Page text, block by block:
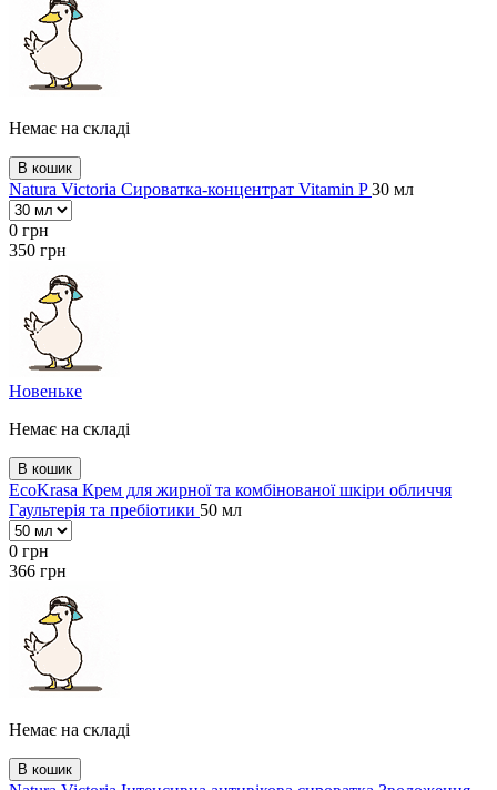
Немає на складі
В кошик
Natura Victoria Сироватка-концентрат Vitamin P30 мл
0 грн
350 грн
Новеньке
Немає на складі
В кошик
EcoKrasa Крем для жирної та комбінованої шкіри обличчя
Гаультерія та пребіотики 50 мл
0 грн
366 грн
Немає на складі
В кошик